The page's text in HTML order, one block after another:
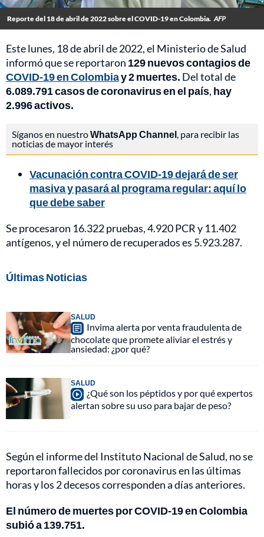
Reporte del 18 de abril de 2022 sobre el COVID-19 en Colombia. AFP
Este lunes, 18 de abril de 2022, el Ministerio de Salud
informó que se reportaron 129 nuevos contagios de
COVID-19 en Colombiay 2 muertes. Del total de
6.089.791 casos de coronavirus en el país, hay
2.996 activos.
Síganos en nuestroWhatsApp Channel, para recibir las
noticias de mayor interés
Vacunación contra COVID-19 dejará de ser
masiva y pasará al programa regular: aquí lo
que debe saber
Se procesaron 16.322 pruebas, 4.920 PCR y 11.402
antígenos, y el número de recuperados es 5.923.287.
Últimas Noticias
SALUD
Invima alerta por venta fraudulenta de
chocolate que promete aliviar el estrés y
ansiedad: ¿por qué?
SALUD
¿Qué son los péptidos y por qué expertos
alertan sobre su uso para bajar de peso?
Según el informe del Instituto Nacional de Salud, no se
reportaron fallecidos por coronavirus en las últimas
horas y los 2 decesos corresponden a días anteriores.
El número de muertes por COVID-19 en Colombia
subió a 139.751.